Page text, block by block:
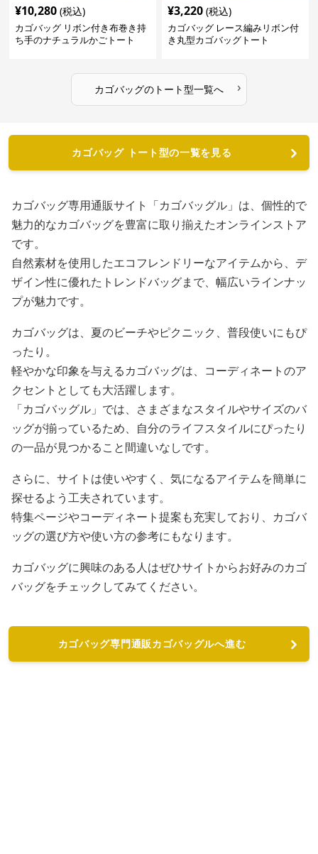
¥10,280 (税込)
カゴバッグ リボン付き布巻き持
ち手のナチュラルかごトート
¥3,220 (税込)
カゴバッグ レース編みリボン付
き丸型カゴバッグトート
カゴバッグのトート型一覧へ ›
カゴバッグ トート型の一覧を見る
カゴバッグ専用通販サイト「カゴバッグル」は、個性的で
魅力的なカゴバッグを豊富に取り揃えたオンラインストア
です。
自然素材を使用したエコフレンドリーなアイテムから、デ
ザイン性に優れたトレンドバッグまで、幅広いラインナッ
プが魅力です。
カゴバッグは、夏のビーチやピクニック、普段使いにもぴ
ったり。
軽やかな印象を与えるカゴバッグは、コーディネートのア
クセントとしても大活躍します。
「カゴバッグル」では、さまざまなスタイルやサイズのバ
ッグが揃っているため、自分のライフスタイルにぴったり
の一品が見つかること間違いなしです。
さらに、サイトは使いやすく、気になるアイテムを簡単に
探せるよう工夫されています。
特集ページやコーディネート提案も充実しており、カゴバ
ッグの選び方や使い方の参考にもなります。
カゴバッグに興味のある人はぜひサイトからお好みのカゴ
バッグをチェックしてみてください。
カゴバッグ専門通販カゴバッグルへ進む